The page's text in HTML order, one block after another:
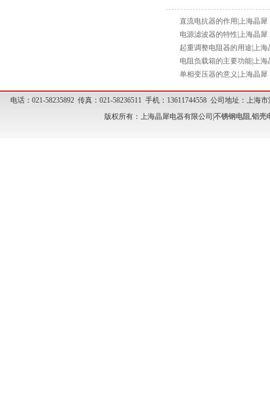
直流电抗器的作用|上海晶犀
电源滤波器的特性|上海晶犀
起重调整电阻器的用途|上海
电阻负载箱的主要功能|上海
单相变压器的意义|上海晶犀
电话：021-58235892 传真：021-58236511 手机：13611744558 公司地址：上
版权所有：上海晶犀电器有限公司| 不锈钢电阻,铝壳